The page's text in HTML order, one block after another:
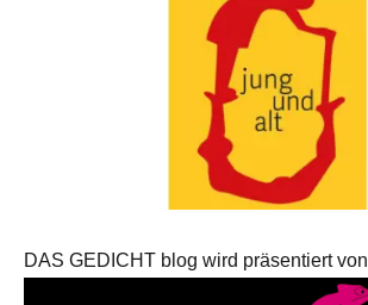
DAS GEDICHT blog wird präsentiert von